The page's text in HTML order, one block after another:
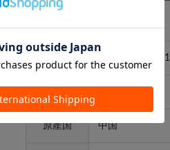
アイテム詳細
原産国 中国